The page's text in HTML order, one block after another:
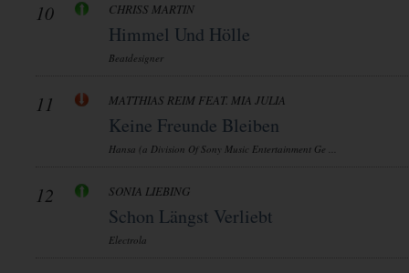
10 CHRISS MARTIN
Himmel Und Hölle
Beatdesigner
11 MATTHIAS REIM FEAT. MIA JULIA
Keine Freunde Bleiben
Hansa (a Division Of Sony Music Entertainment Ge ...
12 SONIA LIEBING
Schon Längst Verliebt
Electrola